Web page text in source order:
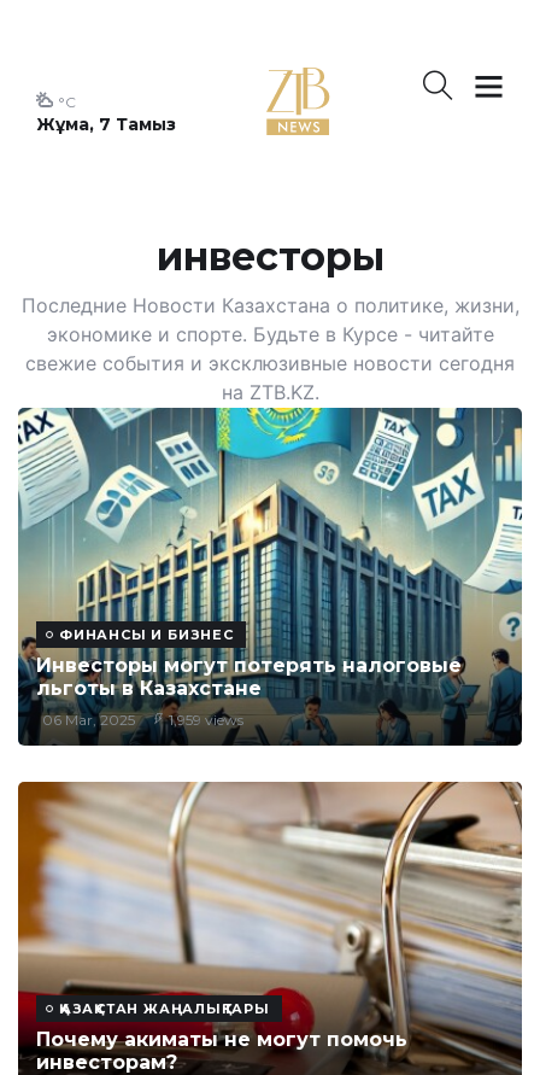
Жұма, 7 Тамыз
°C
инвесторы
Последние Новости Казахстана о политике, жизни,
экономике и спорте. Будьте в Курсе - читайте
свежие события и эксклюзивные новости сегодня
на ZTB.KZ.
ФИНАНСЫ И БИЗНЕС
Инвесторы могут потерять налоговые
льготы в Казахстане
06 Mar, 2025 1,959 views
ҚАЗАҚСТАН ЖАҢАЛЫҚТАРЫ
Почему акиматы не могут помочь
инвесторам?